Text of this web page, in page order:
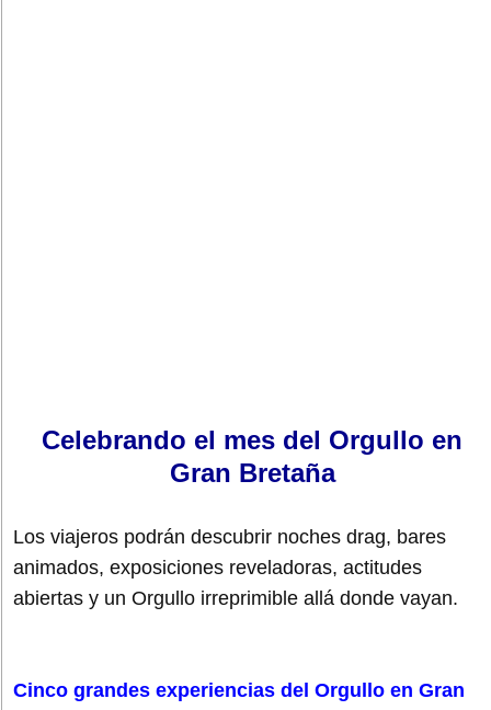
Celebrando el mes del Orgullo en
Gran Bretaña
Los viajeros podrán descubrir noches drag, bares
animados, exposiciones reveladoras, actitudes
abiertas y un Orgullo irreprimible allá donde vayan.
Cinco grandes experiencias del Orgullo en Gran